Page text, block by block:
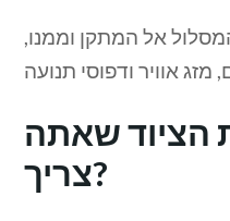
אל המתקן וממנו,
הציוד שאתה
צריך?